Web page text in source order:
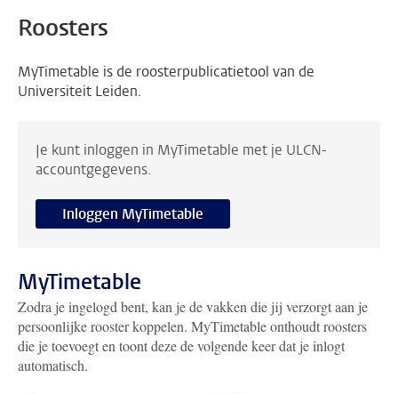
Roosters
MyTimetable is de roosterpublicatietool van de
Universiteit Leiden.
Je kunt inloggen in MyTimetable met je ULCN-
accountgegevens.
Inloggen MyTimetable
MyTimetable
Zodra je ingelogd bent, kan je de vakken die jij verzorgt aan je
persoonlijke rooster koppelen. MyTimetable onthoudt roosters
die je toevoegt en toont deze de volgende keer dat je inlogt
automatisch.